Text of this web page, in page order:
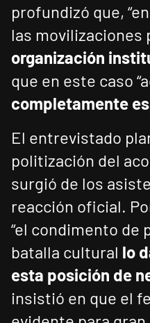
profundizó que,
las movilizaciones
organización
que en este caso
completamente
El entrevistado
politización del
surgió de los
reacción oficial.
“el condimento de
batalla cultural lo
esta posición de
insistió en que el